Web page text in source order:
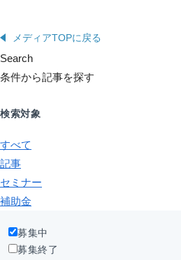
メディアTOPに戻る
Search
条件から記事を探す
検索対象
すべて
記事
セミナー
補助金
募集中
募集終了